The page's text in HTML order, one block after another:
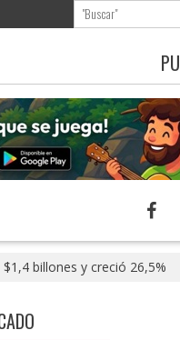
billones y creció 26,5%